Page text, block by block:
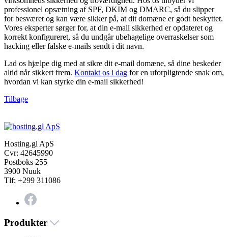
professionel opsætning af SPF, DKIM og DMARC, så du slipper
for besværet og kan være sikker på, at dit domæne er godt beskyttet.
Vores eksperter sørger for, at din e-mail sikkerhed er opdateret og
korrekt konfigureret, så du undgår ubehagelige overraskelser som
hacking eller falske e-mails sendt i dit navn.
Lad os hjælpe dig med at sikre dit e-mail domæne, så dine beskeder
altid når sikkert frem. Kontakt os i dag for en uforpligtende snak om,
hvordan vi kan styrke din e-mail sikkerhed!
Tilbage
Hosting.gl ApS
Cvr: 42645990
Postboks 255
3900 Nuuk
Tlf: +299 311086
Produkter